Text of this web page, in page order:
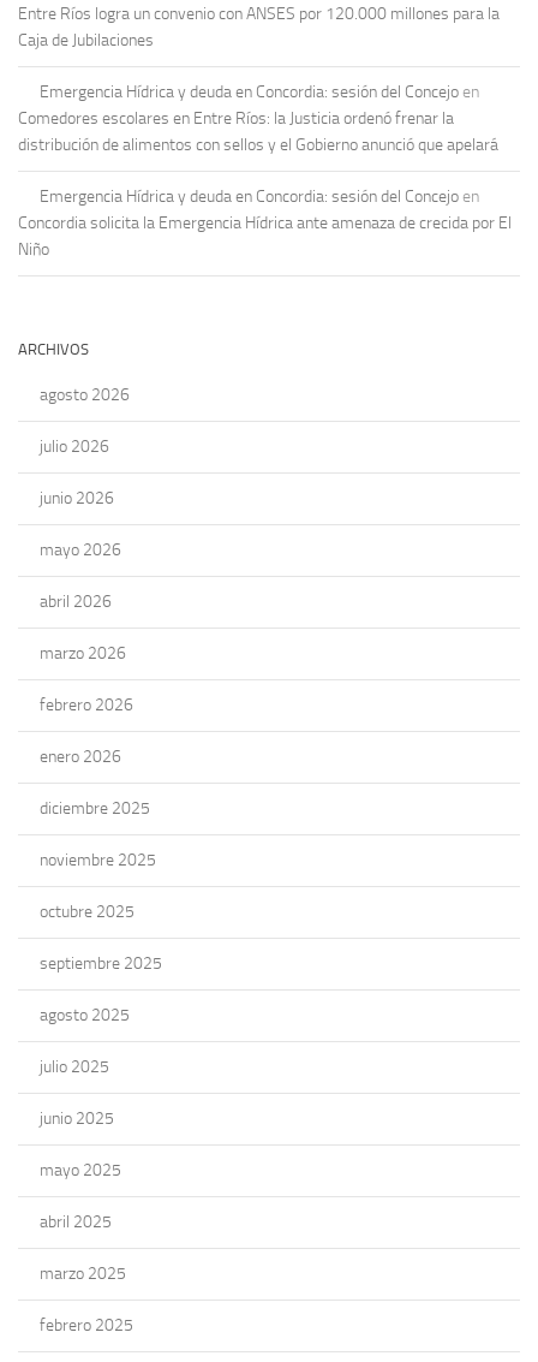
Entre Ríos logra un convenio con ANSES por 120.000 millones para la
Caja de Jubilaciones
Emergencia Hídrica y deuda en Concordia: sesión del Concejo en
Comedores escolares en Entre Ríos: la Justicia ordenó frenar la
distribución de alimentos con sellos y el Gobierno anunció que apelará
Emergencia Hídrica y deuda en Concordia: sesión del Concejo en
Concordia solicita la Emergencia Hídrica ante amenaza de crecida por El
Niño
ARCHIVOS
agosto 2026
julio 2026
junio 2026
mayo 2026
abril 2026
marzo 2026
febrero 2026
enero 2026
diciembre 2025
noviembre 2025
octubre 2025
septiembre 2025
agosto 2025
julio 2025
junio 2025
mayo 2025
abril 2025
marzo 2025
febrero 2025